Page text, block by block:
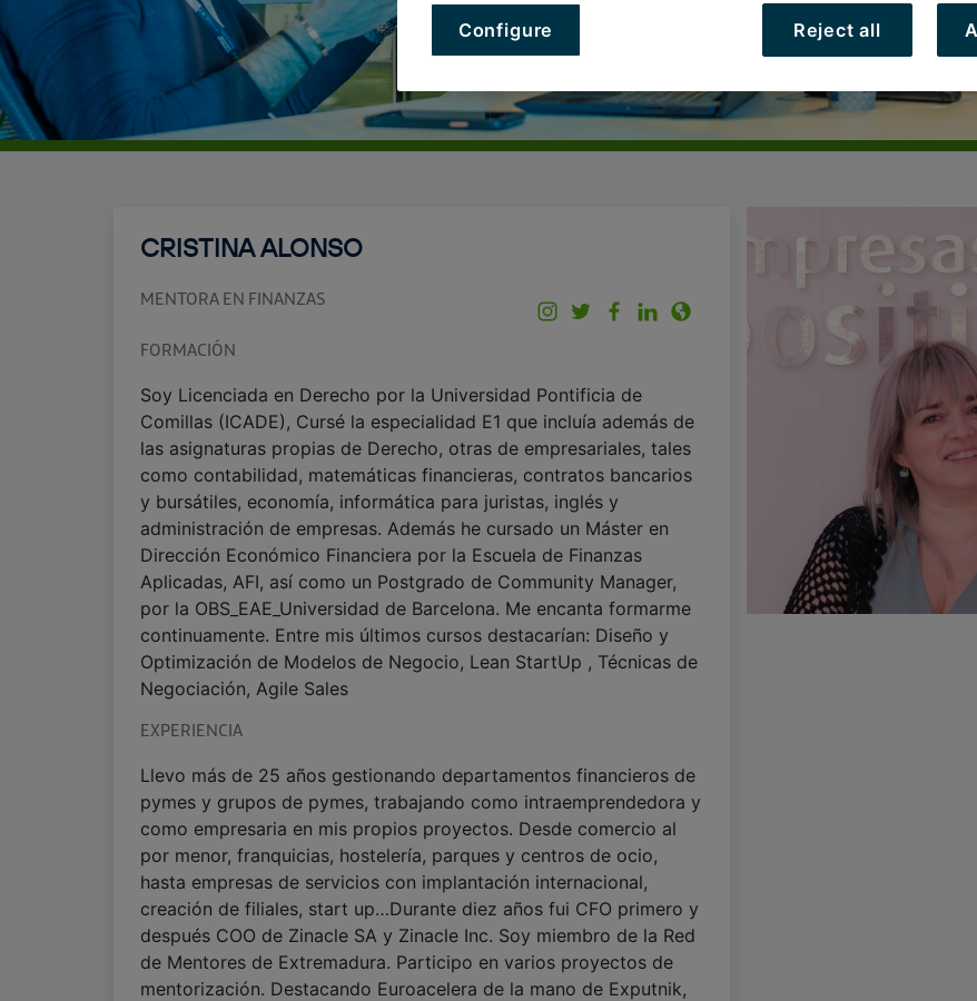
CRISTINA ALONSO
MENTORA EN FINANZAS
FORMACIÓN
Soy Licenciada en Derecho por la Universidad Pontificia de
Comillas (ICADE), Cursé la especialidad E1 que incluía además de
las asignaturas propias de Derecho, otras de empresariales, tales
como contabilidad, matemáticas financieras, contratos bancarios
y bursátiles, economía, informática para juristas, inglés y
administración de empresas. Además he cursado un Máster en
Dirección Económico Financiera por la Escuela de Finanzas
Aplicadas, AFI, así como un Postgrado de Community Manager,
por la OBS_EAE_Universidad de Barcelona. Me encanta formarme
continuamente. Entre mis últimos cursos destacarían: Diseño y
Optimización de Modelos de Negocio, Lean StartUp , Técnicas de
Negociación, Agile Sales
EXPERIENCIA
Llevo más de 25 años gestionando departamentos financieros de
pymes y grupos de pymes, trabajando como intraemprendedora y
como empresaria en mis propios proyectos. Desde comercio al
por menor, franquicias, hostelería, parques y centros de ocio,
hasta empresas de servicios con implantación internacional,
creación de filiales, start up…Durante diez años fui CFO primero y
después COO de Zinacle SA y Zinacle Inc. Soy miembro de la Red
de Mentores de Extremadura. Participo en varios proyectos de
mentorización. Destacando Euroacelera de la mano de Exputnik,
Reject all
Configure